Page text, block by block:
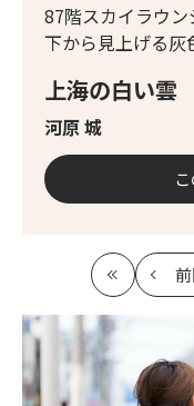
上海の白い雲
河原 城
87階スカイラウン
下から見上げる灰
最
初